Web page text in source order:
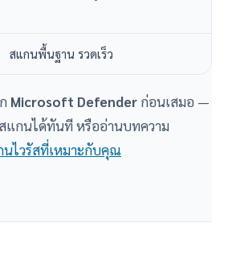
สแกนพื้นฐาน รวดเร็ว
Microsoft Defender ก่อนเสมอ —
แกนได้ทันที หรืออ่านบทความ
นไวรัสที่เหมาะกับคุณ